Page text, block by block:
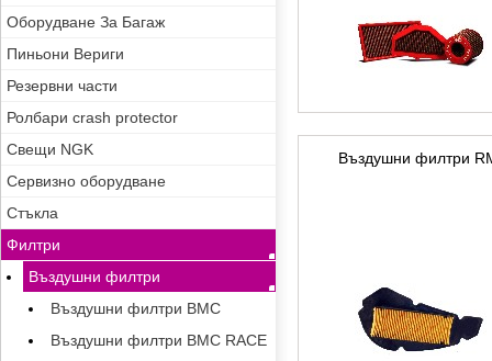
Оборудване За Багаж
Пиньони Вериги
Резервни части
Ролбари crash protector
Свещи NGK
Сервизно оборудване
Стъкла
Филтри
Въздушни филтри
Въздушни филтри BMC
Въздушни филтри BMC RACE
Въздушни филтри